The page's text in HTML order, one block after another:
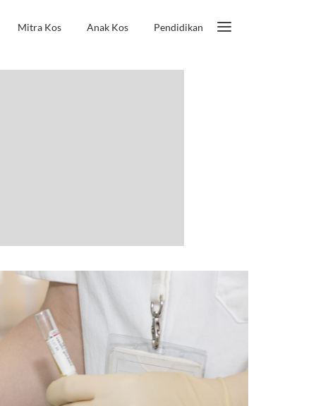
Mitra Kos Anak Kos Pendidikan